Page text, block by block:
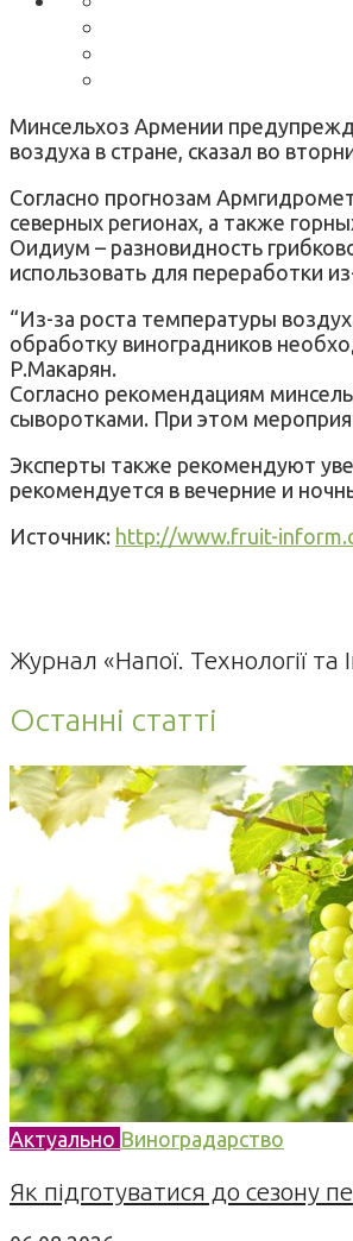
Минсельхоз Армении
воздуха в стране, сказал во
Согласно прогнозам
северных регионах, а также
Оидиум – разновидность
использовать для переработки
“Из-за роста температуры
обработку виноградников
Р.Макарян.
Согласно рекомендациям
сыворотками. При этом
Эксперты также рекомендуют
рекомендуется в вечерние и
Источник: http://www.fruit-
Журнал «Напої. Технології та
Останні статті
Актуально Виноградарство
Як підготуватися до сезону